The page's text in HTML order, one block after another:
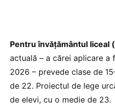
Pentru învățământul liceal
actuală – a cărei aplicare a
2026 – prevede clase de
de 22. Proiectul de lege
de elevi, cu o medie de 23.